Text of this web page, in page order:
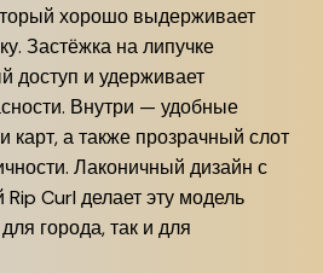
хорошо выдерживает
Застёжка на липучке
доступ и удерживает
Внутри — удобные
карт, а также прозрачный слот
Лаконичный дизайн с
Curl делает эту модель
города, так и для